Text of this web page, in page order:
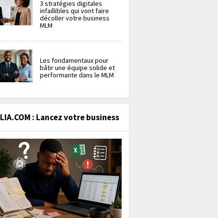
3 stratégies digitales
infaillibles qui vont faire
décoller votre business
MLM
Les fondamentaux pour
bâtir une équipe solide et
performante dans le MLM
: Lancez votre business